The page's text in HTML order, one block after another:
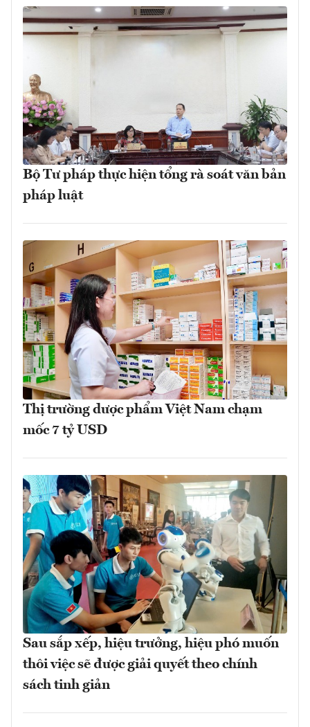
Bộ Tư pháp thực hiện tổng rà soát văn bản
pháp luật
Thị trường dược phẩm Việt Nam chạm
mốc 7 tỷ USD
Sau sắp xếp, hiệu trưởng, hiệu phó muốn
thôi việc sẽ được giải quyết theo chính
sách tinh giản